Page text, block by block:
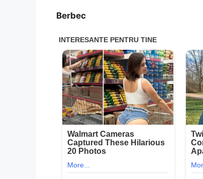
Berbec